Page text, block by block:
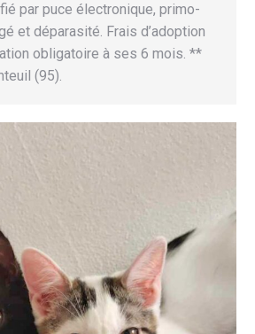
par puce électronique, primo-
et déparasité. Frais d’adoption
obligatoire à ses 6 mois. **
(95).